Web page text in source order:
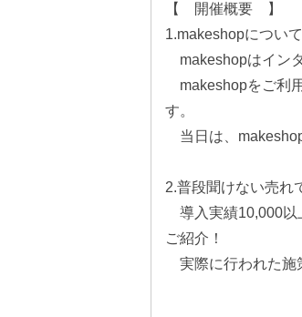
【 開催概要 】
1.makeshopについ
makeshopはイン
makeshopをご利
す。
当日は、
2.普段聞けない売れ
導入実績10,000以
ご紹介！
実際に行われた施